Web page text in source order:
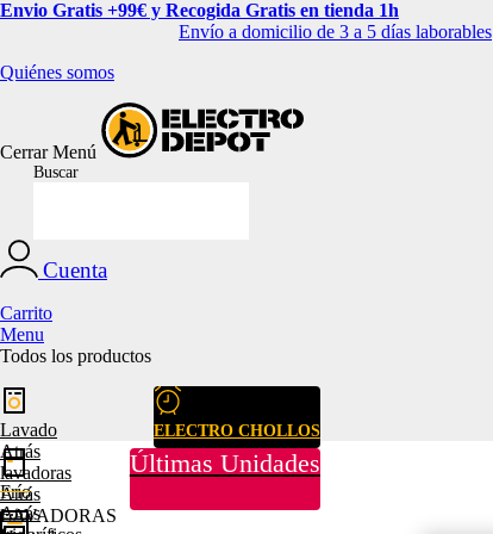
Envio Gratis +99€ y Recogida Gratis en tienda 1h
Envío a domicilio de 3 a 5 días laborables
Quiénes somos
CerrarMenú
Buscar
Cuenta
Carrito
Menu
Todos los productos
ELECTRO CHOLLOS
Últimas Unidades
Lavado
Atrás
lavadoras
Atrás
LAVADORAS
Frío
Atrás